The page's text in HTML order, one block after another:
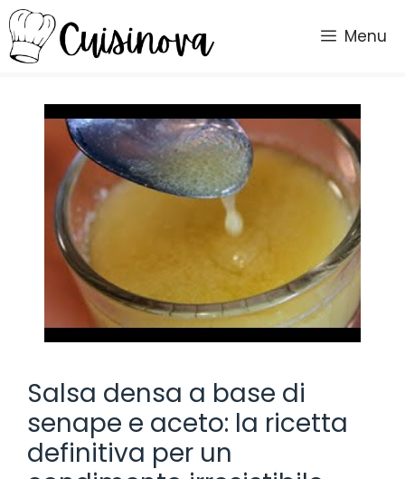
Vai
al
contenuto
Menu
Salsa densa a base di
senape e aceto: la ricetta
definitiva per un